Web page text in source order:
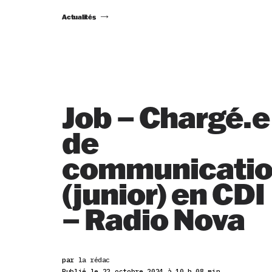
Actualités
Job – Chargé.e
de
(junior) en CDI
– Radio Nova
par la rédac